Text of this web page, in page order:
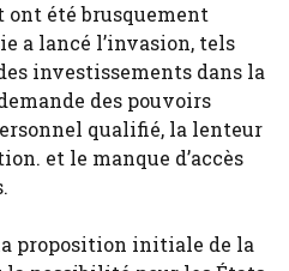
ont été brusquement
a lancé l’invasion, tels
investissements dans la
des pouvoirs
qualifié, la lenteur
et le manque d’accès
proposition initiale de la